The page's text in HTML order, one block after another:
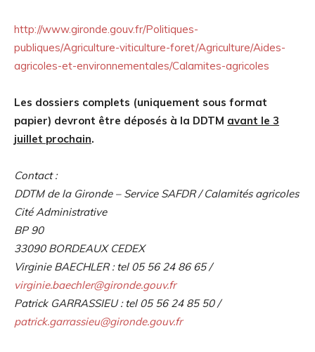
http://www.gironde.gouv.fr/Politiques-
publiques/Agriculture-viticulture-foret/Agriculture/Aides-
agricoles-et-environnementales/Calamites-agricoles
Les dossiers complets (uniquement sous format
papier) devront être déposés à la DDTM avant le 3
juillet prochain.
Contact :
DDTM de la Gironde – Service SAFDR / Calamités agricoles
Cité Administrative
BP 90
33090 BORDEAUX CEDEX
Virginie BAECHLER : tel 05 56 24 86 65 /
virginie.baechler@gironde.gouv.fr
Patrick GARRASSIEU : tel 05 56 24 85 50 /
patrick.garrassieu@gironde.gouv.fr